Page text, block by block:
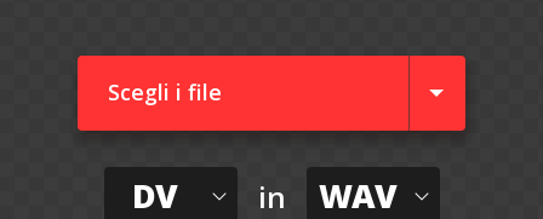
Scegli i file
DV in WAV